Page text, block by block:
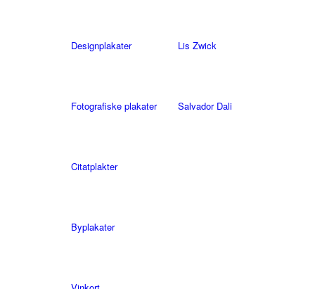
Designplakater
Fotografiske plakater
Citatplakter
Byplakater
Lis Zwick
Salvador Dali